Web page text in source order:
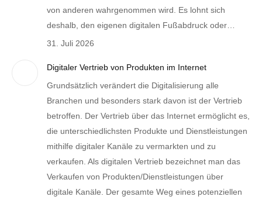
von anderen wahrgenommen wird. Es lohnt sich
deshalb, den eigenen digitalen Fußabdruck oder…
31. Juli 2026
Digitaler Vertrieb von Produkten im Internet
Grundsätzlich verändert die Digitalisierung alle
Branchen und besonders stark davon ist der Vertrieb
betroffen. Der Vertrieb über das Internet ermöglicht es,
die unterschiedlichsten Produkte und Dienstleistungen
mithilfe digitaler Kanäle zu vermarkten und zu
verkaufen. Als digitalen Vertrieb bezeichnet man das
Verkaufen von Produkten/Dienstleistungen über
digitale Kanäle. Der gesamte Weg eines potenziellen